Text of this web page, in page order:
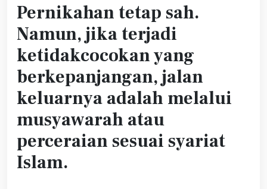
Pernikahan tetap sah.
Namun, jika terjadi
ketidakcocokan yang
berkepanjangan, jalan
keluarnya adalah melalui
musyawarah atau
perceraian sesuai syariat
Islam.